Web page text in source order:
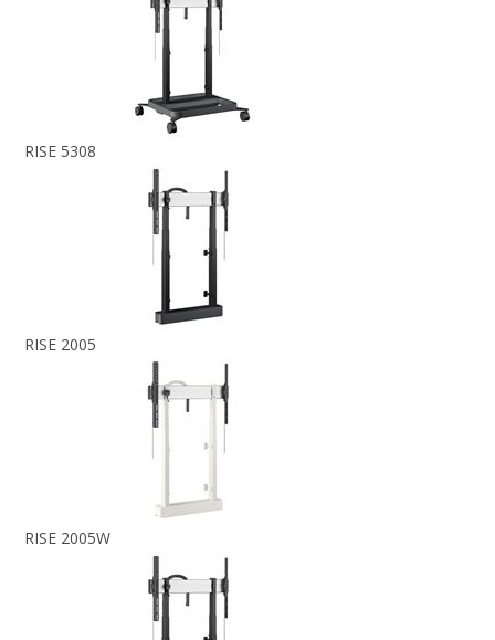
RISE 5308
RISE 2005
RISE 2005W